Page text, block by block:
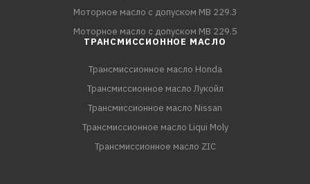
Моторное масло с допуском MB 229.3
Моторное масло с допуском MB 229.5
ТРАНСМИССИОННОЕ МАСЛО
Трансмиссионное масло Honda
Трансмиссионное масло Лукойл
Трансмиссионное масло Nissan
Трансмиссионное масло Liqui Moly
Трансмиссионное масло ZIC